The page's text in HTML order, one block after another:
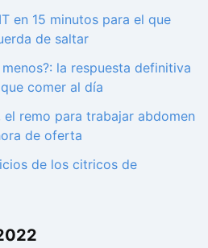
en 15 minutos para el que
de saltar
la respuesta definitiva
comer al día
el remo para trabajar abdomen
de oferta
de los citricos de